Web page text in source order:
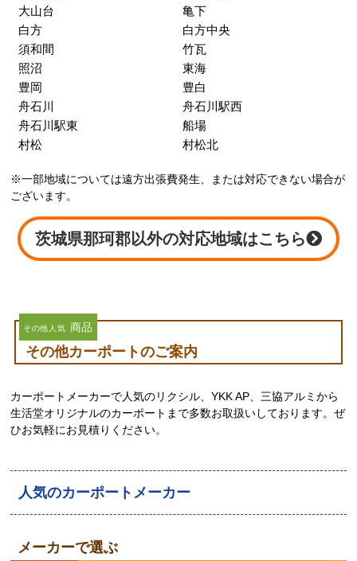
大山台
亀下
白方
白方中央
須和間
竹瓦
照沼
東海
豊岡
豊白
舟石川
舟石川駅西
舟石川駅東
船場
村松
村松北
※一部地域については遠方出張費発生、または対応できない場合が
ございます。
茨城県那珂郡以外の対応地域はこちら
その他人気 商品
その他カーポートのご案内
カーポートメーカーで人気のリクシル、YKK AP、三協アルミから
生活堂オリジナルのカーポートまで多数お取扱いしております。ぜ
ひお気軽にお見積りください。
人気のカーポートメーカー
メーカーで選ぶ